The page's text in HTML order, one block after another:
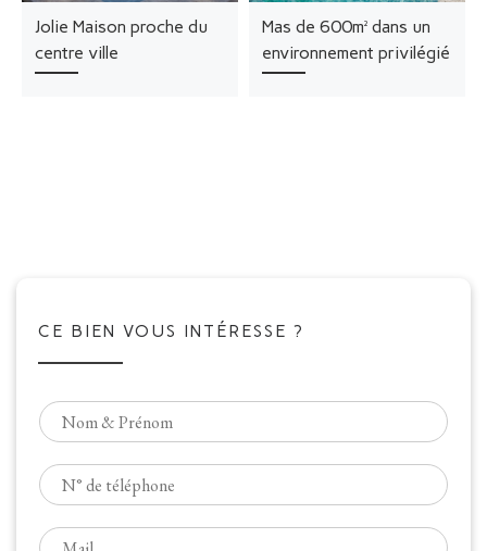
Jolie Maison proche du
centre ville
Mas de 600m² dans un
environnement privilégié
CE BIEN VOUS INTÉRESSE ?
N
o
*T
é
é
E